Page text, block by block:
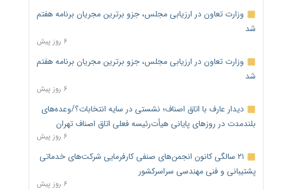
وزارت تعاون در ارزیابی مجلس، جزو برترین مجریان برنامه هفتم
شد
۶ روز پیش
وزارت تعاون در ارزیابی مجلس، جزو برترین مجریان برنامه هفتم
شد
۶ روز پیش
دیدار عارف با اتاق اصناف؛ نشستی در سایه انتخابات؟/وعده‌های
بلندمدت در روزهای پایانی هیأت‌رئیسه فعلی اتاق اصناف تهران
۶ روز پیش
۲۱ سالگی کانون انجمن‌های صنفی کارفرمایی شرکت‌های خدماتی
پشتیبانی و فنی مهندسی سراسرکشور
۶ روز پیش